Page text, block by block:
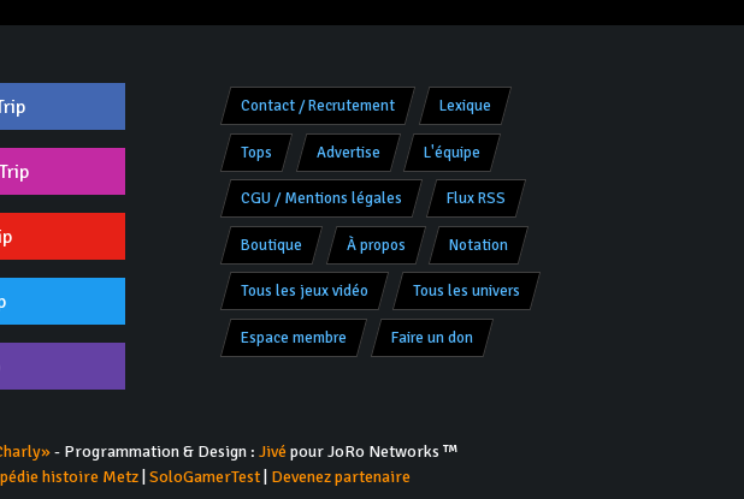
Contact / Recrutement Lexique
Tops Advertise L'équipe
CGU / Mentions légales Flux RSS
Boutique À propos Notation
Tous les jeux vidéo Tous les univers
Espace membre Faire un don
- Programmation & Design : Jivépour JoRo Networks ™
histoire Metz| SoloGamerTest| Devenez partenaire